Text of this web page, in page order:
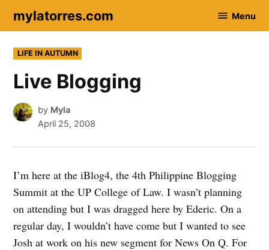
mylatorres.com Menu
POSTED
IN
LIFE IN AUTUMN
Live Blogging
by Myla
April 25, 2008
I’m here at the iBlog4, the 4th Philippine Blogging
Summit at the UP College of Law. I wasn’t planning
on attending but I was dragged here by Ederic. On a
regular day, I wouldn’t have come but I wanted to see
Josh at work on his new segment for News On Q. For